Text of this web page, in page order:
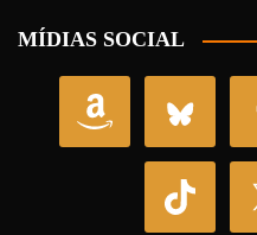
MÍDIAS SOCIAL